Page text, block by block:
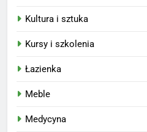
Kultura i sztuka
Kursy i szkolenia
Łazienka
Meble
Medycyna